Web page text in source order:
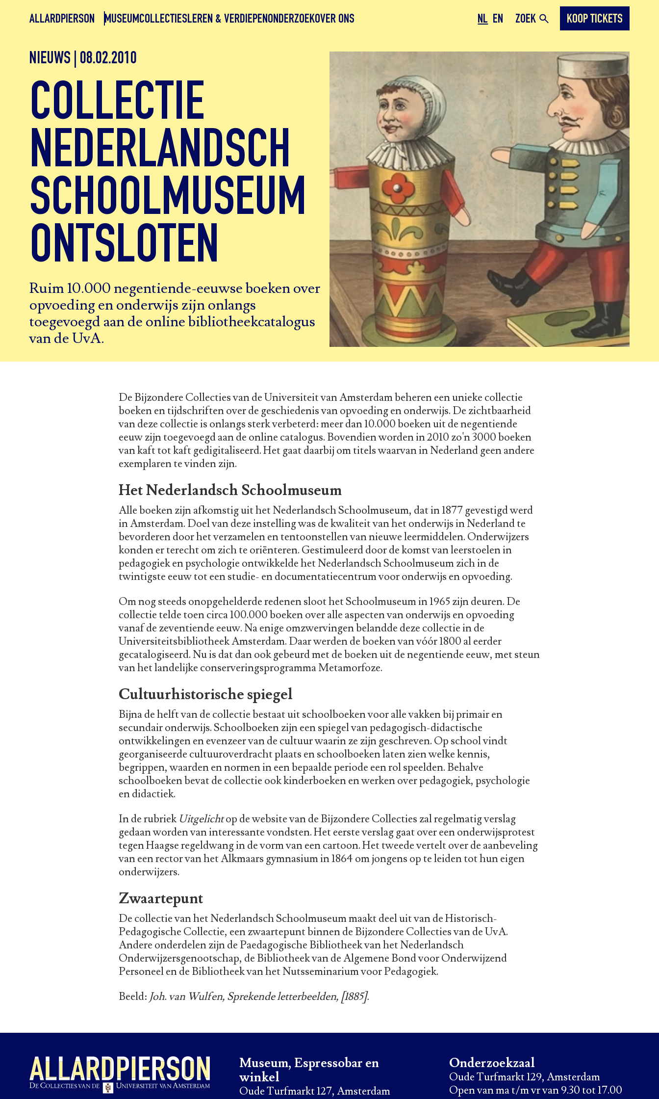
ALLARDPIERSON MUSEUMCOLLECTIESLEREN & VERDIEPENONDERZOEKOVER ONS NL EN ZOEK KOOP TICKETS
NIEUWS | 08.02.2010
COLLECTIE
NEDERLANDSCH
SCHOOLMUSEUM
ONTSLOTEN
Ruim 10.000 negentiende-eeuwse boeken over
opvoeding en onderwijs zijn onlangs
toegevoegd aan de online bibliotheekcatalogus
van de UvA.
De Bijzondere Collecties van de Universiteit van Amsterdam beheren een unieke collectie
boeken en tijdschriften over de geschiedenis van opvoeding en onderwijs. De zichtbaarheid
van deze collectie is onlangs sterk verbeterd: meer dan 10.000 boeken uit de negentiende
eeuw zijn toegevoegd aan de online catalogus. Bovendien worden in 2010 zo'n 3000 boeken
van kaft tot kaft gedigitaliseerd. Het gaat daarbij om titels waarvan in Nederland geen andere
exemplaren te vinden zijn.
Het Nederlandsch Schoolmuseum
Alle boeken zijn afkomstig uit het Nederlandsch Schoolmuseum, dat in 1877 gevestigd werd
in Amsterdam. Doel van deze instelling was de kwaliteit van het onderwijs in Nederland te
bevorderen door het verzamelen en tentoonstellen van nieuwe leermiddelen. Onderwijzers
konden er terecht om zich te oriënteren. Gestimuleerd door de komst van leerstoelen in
pedagogiek en psychologie ontwikkelde het Nederlandsch Schoolmuseum zich in de
twintigste eeuw tot een studie- en documentatiecentrum voor onderwijs en opvoeding.
Om nog steeds onopgehelderde redenen sloot het Schoolmuseum in 1965 zijn deuren. De
collectie telde toen circa 100.000 boeken over alle aspecten van onderwijs en opvoeding
vanaf de zeventiende eeuw. Na enige omzwervingen belandde deze collectie in de
Universiteitsbibliotheek Amsterdam. Daar werden de boeken van vóór 1800 al eerder
gecatalogiseerd. Nu is dat dan ook gebeurd met de boeken uit de negentiende eeuw, met steun
van het landelijke conserveringsprogramma Metamorfoze.
Cultuurhistorische spiegel
Bijna de helft van de collectie bestaat uit schoolboeken voor alle vakken bij primair en
secundair onderwijs. Schoolboeken zijn een spiegel van pedagogisch-didactische
ontwikkelingen en evenzeer van de cultuur waarin ze zijn geschreven. Op school vindt
georganiseerde cultuuroverdracht plaats en schoolboeken laten zien welke kennis,
begrippen, waarden en normen in een bepaalde periode een rol speelden. Behalve
schoolboeken bevat de collectie ook kinderboeken en werken over pedagogiek, psychologie
en didactiek.
In de rubriek Uitgelichtop de website van de Bijzondere Collecties zal regelmatig verslag
gedaan worden van interessante vondsten. Het eerste verslag gaat over een onderwijsprotest
tegen Haagse regeldwang in de vorm van een cartoon. Het tweede vertelt over de aanbeveling
van een rector van het Alkmaars gymnasium in 1864 om jongens op te leiden tot hun eigen
onderwijzers.
Zwaartepunt
De collectie van het Nederlandsch Schoolmuseum maakt deel uit van de Historisch-
Pedagogische Collectie, een zwaartepunt binnen de Bijzondere Collecties van de UvA.
Andere onderdelen zijn de Paedagogische Bibliotheek van het Nederlandsch
Onderwijzersgenootschap, de Bibliotheek van de Algemene Bond voor Onderwijzend
Personeel en de Bibliotheek van het Nutsseminarium voor Pedagogiek.
Beeld: Joh. van Wulfen, Sprekende letterbeelden, [1885].
Museum, Espressobar en
winkel
Oude Turfmarkt 127, Amsterdam
Onderzoekzaal
Oude Turfmarkt 129, Amsterdam
Open van ma t/m vr van 9.30 tot 17.00